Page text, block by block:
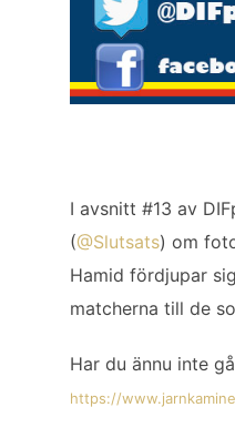
I avsnitt #13 av
(@Slutsats) om
Hamid fördjupar
matcherna till de
Har du ännu inte
https://